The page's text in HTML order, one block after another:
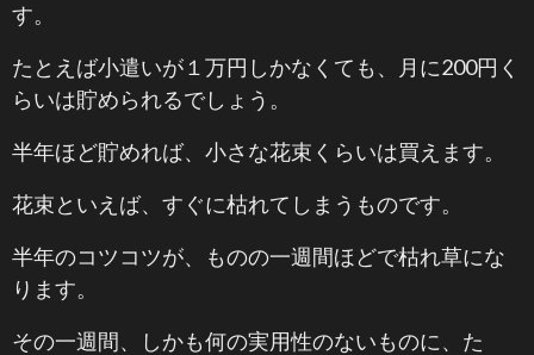
す。
たとえば小遣いが１万円しかなくても、月に200円く
らいは貯められるでしょう。
半年ほど貯めれば、小さな花束くらいは買えます。
花束といえば、すぐに枯れてしまうものです。
半年のコツコツが、ものの一週間ほどで枯れ草にな
ります。
その一週間、しかも何の実用性のないものに、た